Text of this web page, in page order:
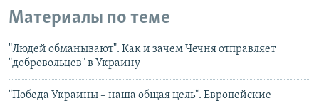
Материалы по теме
"Людей обманывают". Как и зачем Чечня отправляет
"добровольцев" в Украину
"Победа Украины – наша общая цель". Европейские